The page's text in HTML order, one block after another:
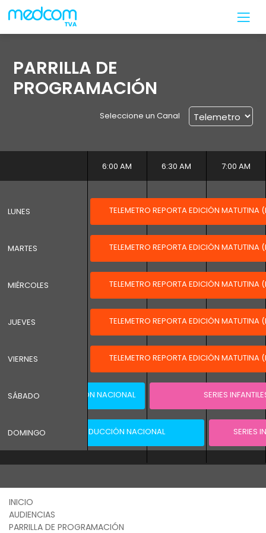
PARRILLA DE
PROGRAMACIÓN
Seleccione un Canal
LUNES
MARTES
MIÉRCOLES
JUEVES
VIERNES
SÁBADO
DOMINGO
6:00 AM 6:30 AM 7:00 AM
TELEMETRO REPORTA EDICIÓN MATUTINA
(RETRANSMISIÓN)
TELEMETRO REPORTA EDICIÓN MATUTINA
(RETRANSMISIÓN)
TELEMETRO REPORTA EDICIÓN MATUTINA
(RETRANSMISIÓN)
TELEMETRO REPORTA EDICIÓN MATUTINA
(RETRANSMISIÓN)
(RETRANSMISIÓN) TELEMETRO REPORTA EDICIÓN MATUTINA
PRODUCCIÓN NACIONAL SERIES
RETRANSMISION PRODUCCIÓN NACIONAL SERIES
INICIO
AUDIENCIAS
PARRILLA DE PROGRAMACIÓN